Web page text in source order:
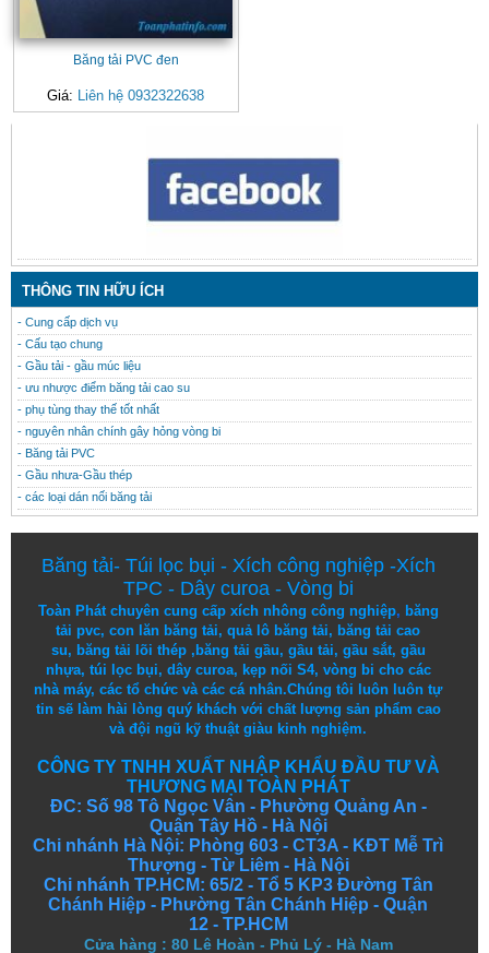
Băng tải PVC đen
Giá: Liên hệ 0932322638
THÔNG TIN HỮU ÍCH
- Cung cấp dịch vụ
- Cấu tạo chung
- Gầu tải - gầu múc liệu
- ưu nhược điểm băng tải cao su
- phụ tùng thay thế tốt nhất
- nguyên nhân chính gây hỏng vòng bi
- Băng tải PVC
- Gầu nhưa-Gầu thép
- các loại dán nối băng tải
Băng tải- Túi lọc bụi - Xích công nghiệp-Xích
TPC - Dây curoa- Vòng bi
Toàn Phát chuyên cung cấp xích nhông công nghiệp, băng
tải pvc,con lăn băng tải,quả lô băng tải, băng tải cao
su, băng tải lõi thép, băng tải gầu, gầu tải, gầu sắt, gầu
nhựa, túi lọc bụi, dây curoa, kẹp nối S4, vòng bi cho các
nhà máy, các tổ chức và các cá nhân.Chúng tôi luôn luôn tự
tin sẽ làm hài lòng quý khách với chất lượng sảnphẩm cao
vàđội ngũ kỹ thuậtgiàu kinh nghiệm.
CÔNG TY TNHH XUẤT NHẬP KHẨU ĐẦU TƯ VÀ
THƯƠNG MẠI TOÀN PHÁT
ĐC: Số 98 Tô Ngọc Vân - Phường Quảng An -
Quận Tây Hồ - Hà Nội
Chi nhánh Hà Nội: Phòng 603 - CT3A - KĐT Mễ Trì
Thượng - Từ Liêm - Hà Nội
Chi nhánh TP.HCM: 65/2 - Tổ 5 KP3 Đường Tân
Chánh Hiệp - Phường Tân Chánh Hiệp - Quận
12 - TP.HCM
Cửa hàng : 80 Lê Hoàn - Phủ Lý - Hà Nam